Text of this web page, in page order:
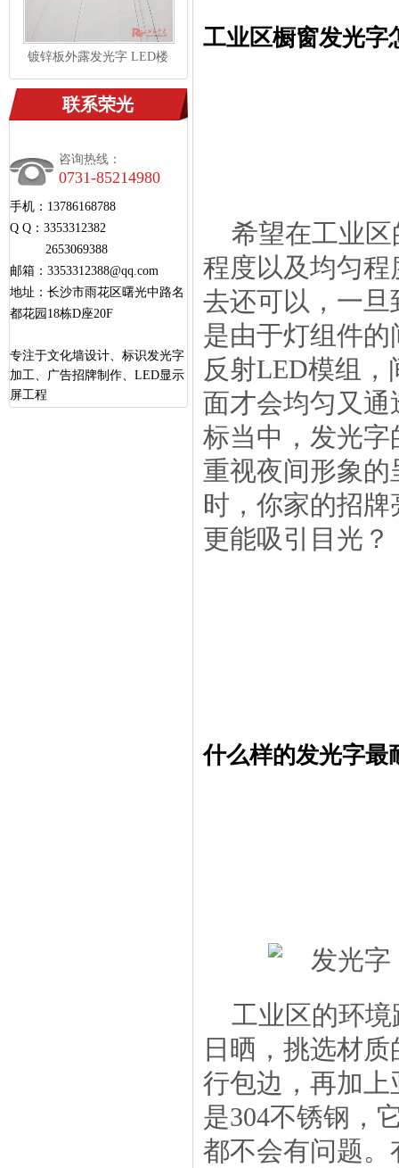
镀锌板外露发光字 LED楼
安装
联系荣光
咨询热线：
0731-85214980
手机：13786168788
Q Q：3353312382
2653069388
邮箱：3353312388@qq.com
地址：长沙市雨花区曙光中路名
都花园18栋D座20F
专注于文化墙设计、标识发光字
加工、广告招牌制作、LED显示
屏工程
工业区橱窗发光字
希望在工业
程度以及均匀
去还可以，一
是由于灯组件
反射LED模组
面才会均匀又
标当中，发光
重视夜间形象
时，你家的招
更能吸引目光？
什么样的发光字最
工业区的环
日晒，挑选材
行包边，再加
是304不锈钢，
都不会有问题